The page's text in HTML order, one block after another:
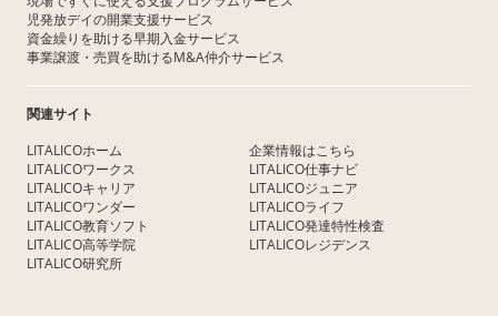
児発放デイの開業支援サービス
資金繰りを助ける早期入金サービス
事業譲渡・売買を助けるM&A仲介サービス
関連サイト
LITALICOホーム
LITALICOワークス
LITALICOキャリア
LITALICOワンダー
LITALICO教育ソフト
LITALICO高等学院
LITALICO研究所
企業情報はこちら
LITALICO仕事ナビ
LITALICOジュニア
LITALICOライフ
LITALICO発達特性検査
LITALICOレジデンス